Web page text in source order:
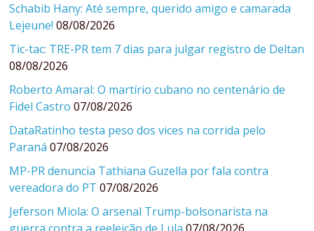
Schabib Hany: Até sempre, querido amigo e camarada
Lejeune! 08/08/2026
Tic-tac: TRE-PR tem 7 dias para julgar registro de Deltan
08/08/2026
Roberto Amaral: O martírio cubano no centenário de
Fidel Castro 07/08/2026
DataRatinho testa peso dos vices na corrida pelo
Paraná 07/08/2026
MP-PR denuncia Tathiana Guzella por fala contra
vereadora do PT 07/08/2026
Jeferson Miola: O arsenal Trump-bolsonarista na